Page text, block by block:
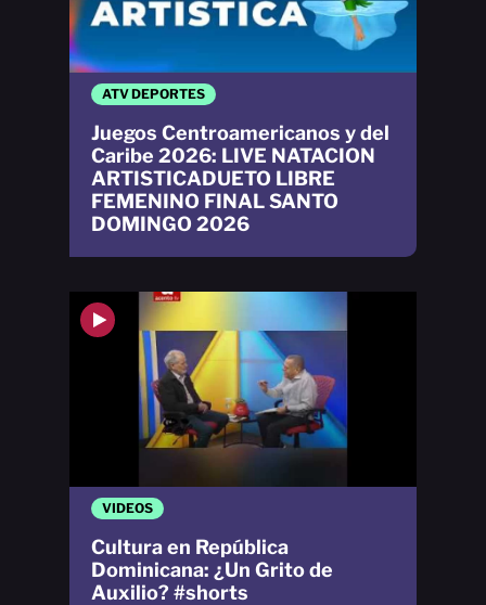
VIDEOS
Cultura en República
Dominicana: ¿Un Grito de
Auxilio? #shorts
ATV DEPORTES
Juegos Centroamericanos y del
Caribe 2026: LIVE NATACION
ARTISTICADUETO LIBRE
FEMENINO FINAL SANTO
DOMINGO 2026